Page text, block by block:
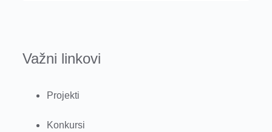
Važni linkovi
Projekti
Konkursi